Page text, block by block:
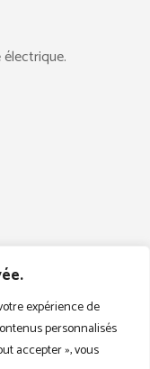
expérience de
personnalisés
accepter », vous
Electricien